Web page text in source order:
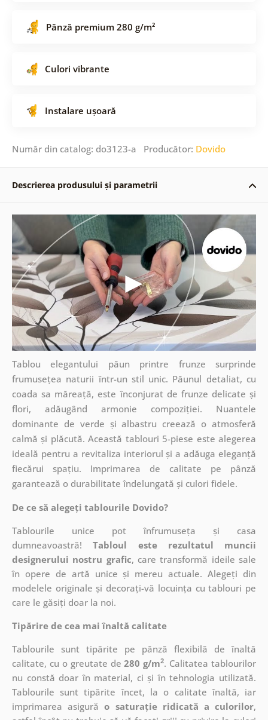
Pânză premium 280 g/m²
Culori vibrante
Instalare ușoară
Număr din catalog: do3123-a Producător: Dovido
Descrierea produsului și parametrii
Tablou elegantului păun printre frunze surprinde
frumusețea naturii într-un stil unic. Păunul detaliat, cu
coada sa măreață, este înconjurat de frunze delicate și
flori, adăugând armonie compoziției. Nuantele
dominante de verde și albastru creează o atmosferă
calmă și plăcută. Această tablouri 5-piese este alegerea
ideală pentru a revitaliza interiorul și a adăuga eleganță
fiecărui spațiu. Imprimarea de calitate pe pânză
garantează o durabilitate îndelungată și culori fidele.
De ce să alegeți tablourile Dovido?
Tablourile unice pot înfrumuseța și casa
dumneavoastră!Tabloul este rezultatul muncii
designerului nostru grafic, caretransformă ideile sale
în opere de artă unice și mereu actuale. Alegeți din
modelele originale și decorați-vă locuința cu tablouri pe
care le găsiți doar la noi.
Tipărire de cea mai înaltă calitate
Tablourile sunt tipărite pe pânză flexibilă de înaltă
calitate, cu o greutate de280 g/m2. Calitatea tablourilor
nu constă doar în material, ci și în tehnologia utilizată.
Tablourile sunt tipărite încet, la o calitate înaltă, iar
imprimarea asigurăo saturație ridicată a culorilor,